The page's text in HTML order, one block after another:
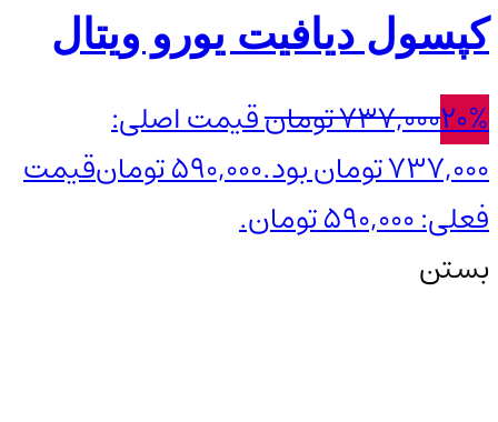
کپسول دیافیت یورو ویتال
20%
737,000تومانقیمت اصلی:
737,000 تومان بود.
590,000تومانقیمت
فعلی: 590,000 تومان.
بستن